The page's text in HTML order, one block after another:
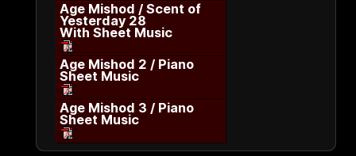
Age Mishod / Scent of
Yesterday 28
With Sheet Music
Age Mishod 2 / Piano
Sheet Music
Age Mishod 3 / Piano
Sheet Music